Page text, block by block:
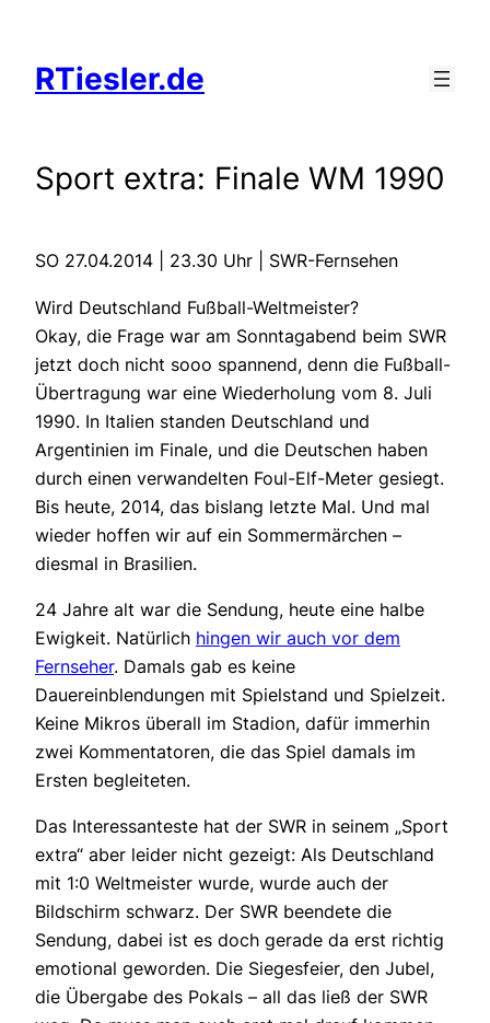
springen
RTiesler.de
Sport extra: Finale WM 1990
SO 27.04.2014 | 23.30 Uhr | SWR-Fernsehen
Wird Deutschland Fußball-Weltmeister?
Okay, die Frage war am Sonntagabend beim SWR
jetzt doch nicht sooo spannend, denn die Fußball-
Übertragung war eine Wiederholung vom 8. Juli
1990. In Italien standen Deutschland und
Argentinien im Finale, und die Deutschen haben
durch einen verwandelten Foul-Elf-Meter gesiegt.
Bis heute, 2014, das bislang letzte Mal. Und mal
wieder hoffen wir auf ein Sommermärchen –
diesmal in Brasilien.
24 Jahre alt war die Sendung, heute eine halbe
Ewigkeit. Natürlich hingen wir auch vor dem
Fernseher. Damals gab es keine
Dauereinblendungen mit Spielstand und Spielzeit.
Keine Mikros überall im Stadion, dafür immerhin
zwei Kommentatoren, die das Spiel damals im
Ersten begleiteten.
Das Interessanteste hat der SWR in seinem „Sport
extra“ aber leider nicht gezeigt: Als Deutschland
mit 1:0 Weltmeister wurde, wurde auch der
Bildschirm schwarz. Der SWR beendete die
Sendung, dabei ist es doch gerade da erst richtig
emotional geworden. Die Siegesfeier, den Jubel,
die Übergabe des Pokals – all das ließ der SWR